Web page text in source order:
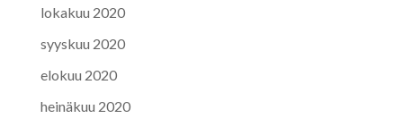
lokakuu 2020
syyskuu 2020
elokuu 2020
heinäkuu 2020